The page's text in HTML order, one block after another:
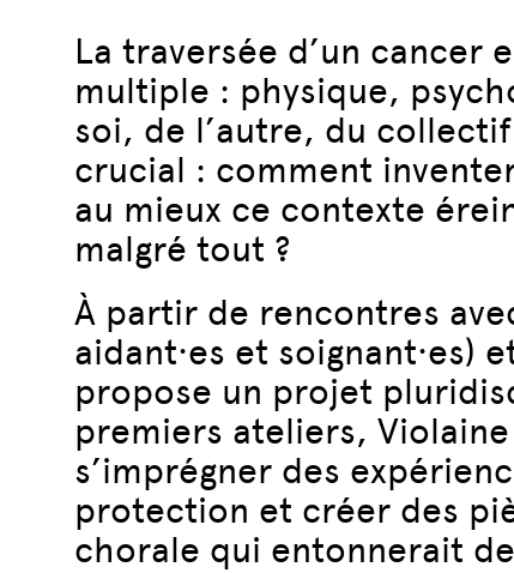
La traversée d’un cancer
multiple : physique,
soi, de l’autre, du
crucial : comment
au mieux ce contexte
malgré tout ?
À partir de rencontres
aidant·es et soignant·es)
propose un projet
premiers ateliers,
s’imprégner des
protection et créer des
chorale qui entonnerait